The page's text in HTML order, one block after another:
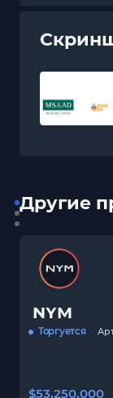
Другие
NYM
Торгуется
$53,250,000